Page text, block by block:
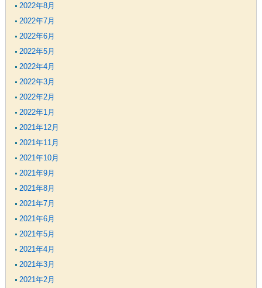
2022年8月
2022年7月
2022年6月
2022年5月
2022年4月
2022年3月
2022年2月
2022年1月
2021年12月
2021年11月
2021年10月
2021年9月
2021年8月
2021年7月
2021年6月
2021年5月
2021年4月
2021年3月
2021年2月